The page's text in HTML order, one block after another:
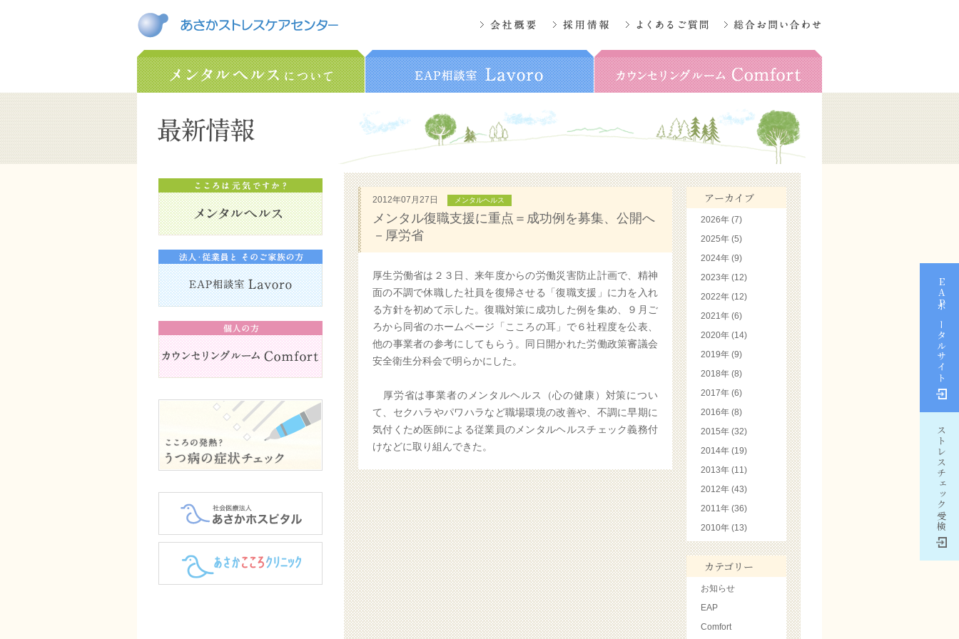
EAPポータルサイト
ストレスチェック受検
2012年07月27日 メンタルヘルス
メンタル復職支援に重点＝成功例を募集、公開へ
－厚労省
厚生労働省は２３日、来年度からの労働災害防止計画で、精神
面の不調で休職した社員を復帰させる「復職支援」に力を入れ
る方針を初めて示した。復職対策に成功した例を集め、９月ご
ろから同省のホームページ「こころの耳」で６社程度を公表、
他の事業者の参考にしてもらう。同日開かれた労働政策審議会
安全衛生分科会で明らかにした。
厚労省は事業者のメンタルヘルス（心の健康）対策につい
て、セクハラやパワハラなど職場環境の改善や、不調に早期に
気付くため医師による従業員のメンタルヘルスチェック義務付
けなどに取り組んできた。
アーカイブ
2026年 (7)
2025年 (5)
2024年 (9)
2023年 (12)
2022年 (12)
2021年 (6)
2020年 (14)
2019年 (9)
2018年 (8)
2017年 (6)
2016年 (8)
2015年 (32)
2014年 (19)
2013年 (11)
2012年 (43)
2011年 (36)
2010年 (13)
カテゴリー
お知らせ
EAP
Comfort